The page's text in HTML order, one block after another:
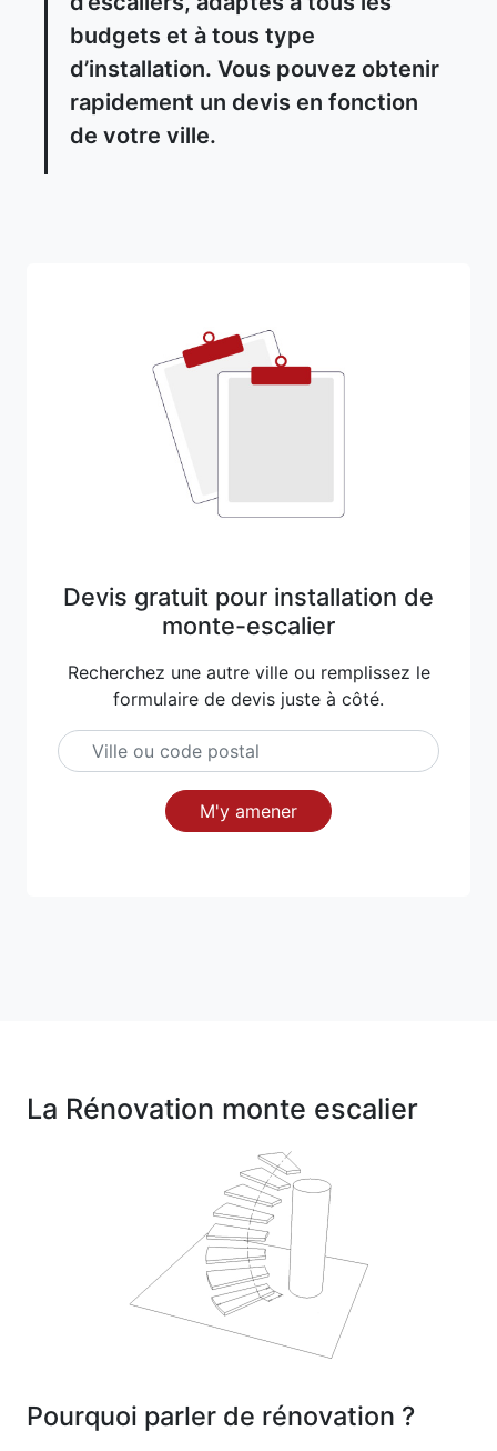
budgets et à tous type
d’installation. Vous pouvez obtenir
rapidement un devis en fonction
de votre ville.
Devis gratuit pour installation de
monte-escalier
Recherchez une autre ville ou remplissez le
formulaire de devis juste à côté.
M'y amener
La Rénovation monte escalier
Pourquoi parler de rénovation ?